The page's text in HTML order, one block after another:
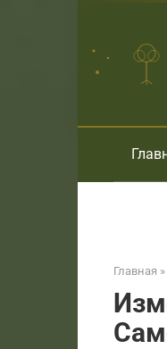
Главная »